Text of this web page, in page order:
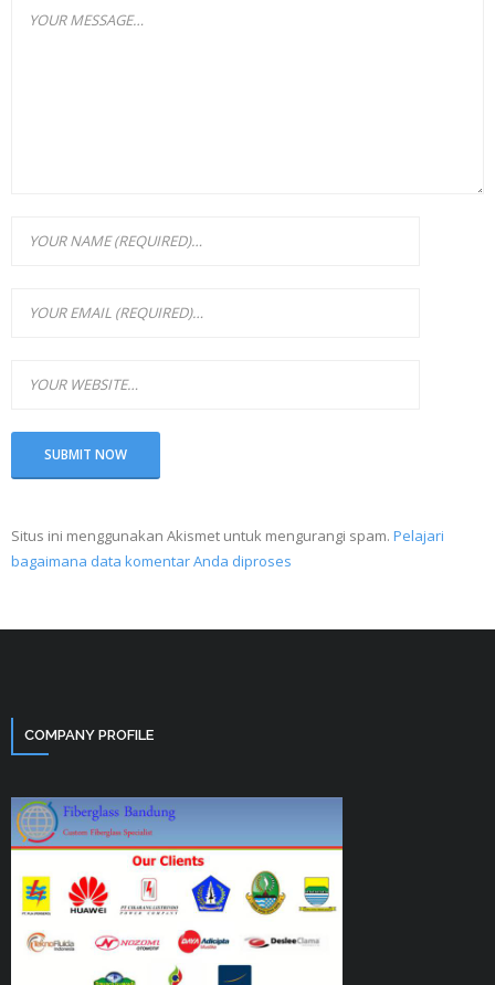
Situs ini menggunakan Akismet untuk mengurangi spam. Pelajari
bagaimana data komentar Anda diproses
COMPANY PROFILE